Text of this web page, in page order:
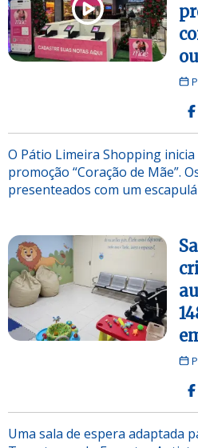
O Pátio Limeira Shopping
promoção “Coração de Mãe”.
presenteados com um
Uma sala de espera adaptada